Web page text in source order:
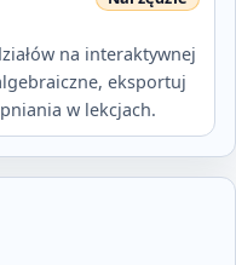
na interaktywnej
eksportuj
w lekcjach.